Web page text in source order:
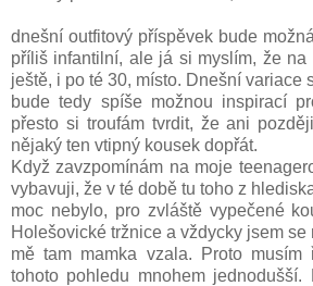
dnešní outfitový příspěvek bude
příliš infantilní, ale já si myslím, že
ještě, i po té 30, místo. Dnešní variace
bude tedy spíše možnou inspirací
přesto si troufám tvrdit, že ani
nějaký ten vtipný kousek dopřát.
Když zavzpomínám na moje
vybavuji, že v té době tu toho z
moc nebylo, pro zvláště vypečené
Holešovické tržnice a vždycky jsem se
mě tam mamka vzala. Proto
tohoto pohledu mnohem